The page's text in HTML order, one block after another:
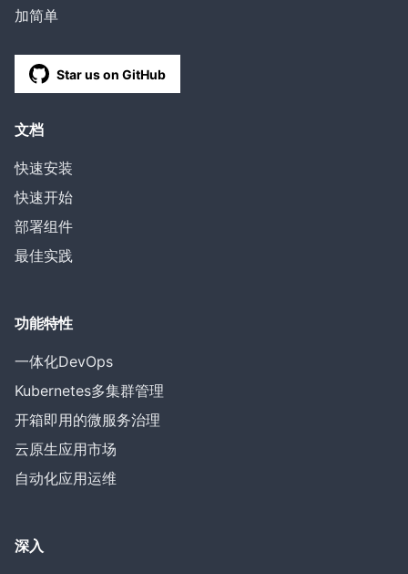
加简单
Star us on GitHub
文档
快速安装
快速开始
部署组件
最佳实践
功能特性
一体化DevOps
Kubernetes多集群管理
开箱即用的微服务治理
云原生应用市场
自动化应用运维
深入